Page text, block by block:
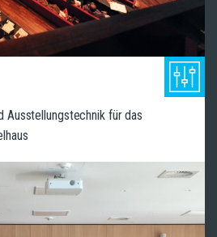
Ausstellungstechnik für das